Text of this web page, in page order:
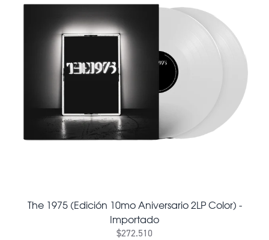
The 1975 (Edición 10mo Aniversario 2LP Color) -
Importado
$272.510